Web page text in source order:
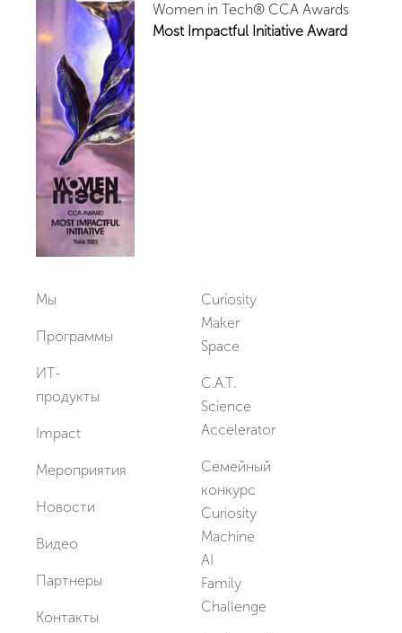
Women in Tech® CCA Awards
Most Impactful Initiative Award
Мы
Программы
ИТ-
продукты
Impact
Мероприятия
Новости
Видео
Партнеры
Контакты
Curiosity
Maker
Space
C.A.T.
Science
Accelerator
Семейный
конкурс
Curiosity
Machine
AI
Family
Challenge